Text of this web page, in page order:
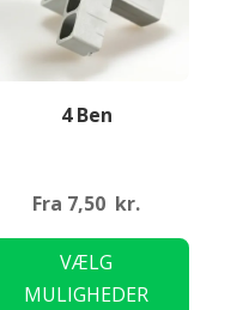
4 Ben
Fra 7,50 kr.
VÆLG
MULIGHEDER